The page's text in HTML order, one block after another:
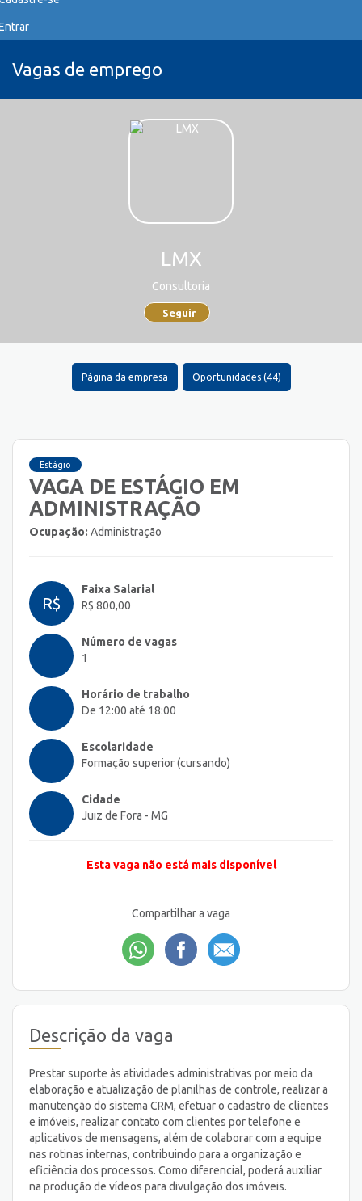
Vagas de emprego
LMX
Consultoria
Seguir
Página da empresa Oportunidades (44)
Estágio
VAGA DE ESTÁGIO EM
ADMINISTRAÇÃO
Ocupação: Administração
R$
Faixa Salarial
R$ 800,00
Número de vagas
1
Horário de trabalho
De 12:00 até 18:00
Escolaridade
Formação superior (cursando)
Cidade
Juiz de Fora - MG
Esta vaga não está mais disponível
Compartilhar a vaga
Descrição da vaga
Prestar suporte às atividades administrativas por meio da
elaboração e atualização de planilhas de controle, realizar a
manutenção do sistema CRM, efetuar o cadastro de clientes
e imóveis, realizar contato com clientes por telefone e
aplicativos de mensagens, além de colaborar com a equipe
nas rotinas internas, contribuindo para a organização e
eficiência dos processos. Como diferencial, poderá auxiliar
na produção de vídeos para divulgação dos imóveis.